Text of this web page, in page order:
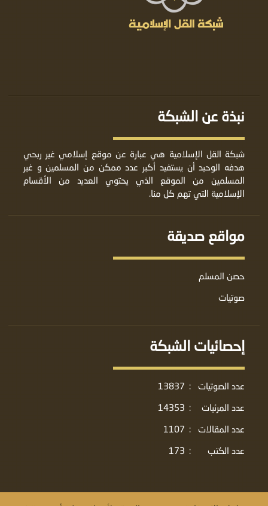
نبذة عن الشبكة
شبكة القل الإسلامية هي عبارة عن موقع إسلامي غير ربحي
هدفه الوحيد أن يستفيد أكبر عدد ممكن من المسلمين و غير
المسلمين من الموقع الذي يحتوي العديد من الأقسام
الإسلامية التي تهم كل منا.
مواقع صديقة
حصن المسلم
صوتيات
إحصائيات الشبكة
عدد الصوتيات :
13837
عدد المرئيات
:
14353
عدد المقالات
:
1107
عدد الكتب
:
173